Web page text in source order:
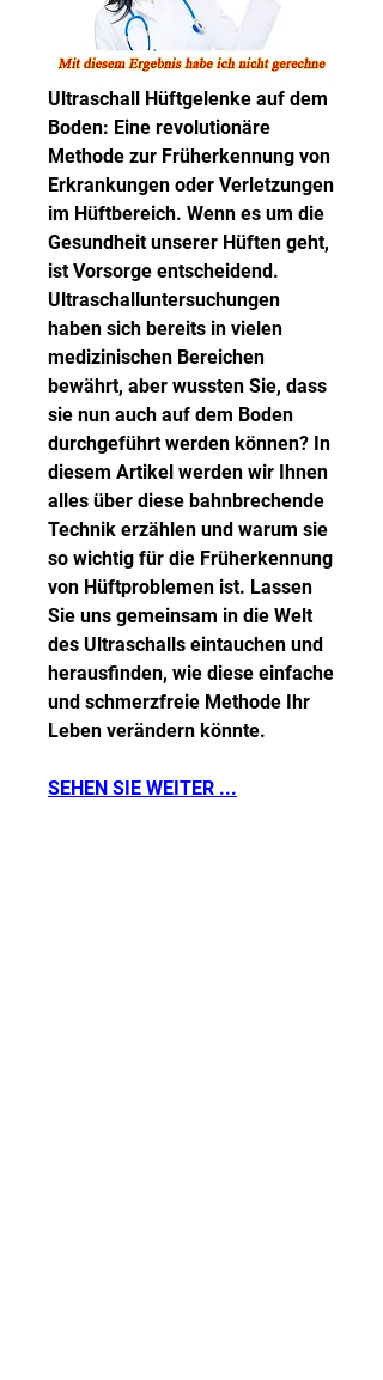
Ultraschall Hüftgelenke auf dem
Boden: Eine revolutionäre
Methode zur Früherkennung von
Erkrankungen oder Verletzungen
im Hüftbereich. Wenn es um die
Gesundheit unserer Hüften geht,
ist Vorsorge entscheidend.
Ultraschalluntersuchungen
haben sich bereits in vielen
medizinischen Bereichen
bewährt, aber wussten Sie, dass
sie nun auch auf dem Boden
durchgeführt werden können? In
diesem Artikel werden wir Ihnen
alles über diese bahnbrechende
Technik erzählen und warum sie
so wichtig für die Früherkennung
von Hüftproblemen ist. Lassen
Sie uns gemeinsam in die Welt
des Ultraschalls eintauchen und
herausfinden, wie diese einfache
und schmerzfreie Methode Ihr
Leben verändern könnte.
SEHEN SIE WEITER ...